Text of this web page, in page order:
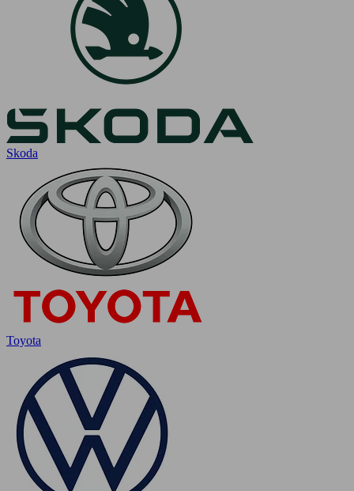
Skoda
Toyota